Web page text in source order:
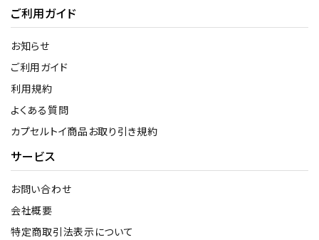
ご利用ガイド
お知らせ
ご利用ガイド
利用規約
よくある質問
カプセルトイ商品お取り引き規約
サービス
お問い合わせ
会社概要
特定商取引法表示について